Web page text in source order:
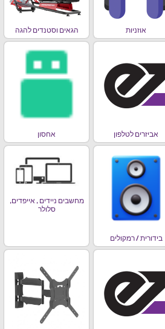
אוזניות הגאים וסטנדים להגה
אביזרים לטלפון אחסון
בידורית / רמקולים
מחשבים ניידים , אייפדים,
סלולר